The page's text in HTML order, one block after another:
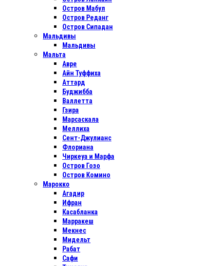
Остров Мабул
Остров Реданг
Остров Сипадан
Мальдивы
Мальдивы
Мальта
Авре
Айн Туффиха
Аттард
Буджибба
Валлетта
Гзира
Марсаскала
Меллиха
Сент-Джулианс
Флориана
Чиркеуа и Марфа
Остров Гозо
Остров Комино
Марокко
Агадир
Ифран
Касабланка
Марракеш
Мекнес
Мидельт
Рабат
Сафи